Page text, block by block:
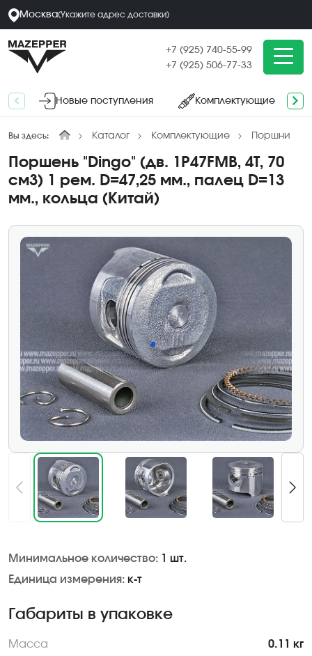
Москва(Укажите адрес доставки)
+7 (925) 740-55-99
+7 (925) 506-77-33
Новые поступления Комплектующие
Вы здесь: Каталог Комплектующие Поршни
Поршень "Dingo" (дв. 1P47FMB, 4Т, 70
см3) 1 рем. D=47,25 мм., палец D=13
мм., кольца (Китай)
Минимальное количество: 1 шт.
Единица измерения: к-т
Габариты в упаковке
Масса 0.11 кг